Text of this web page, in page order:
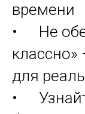
времени
• Не
классно»
для
•